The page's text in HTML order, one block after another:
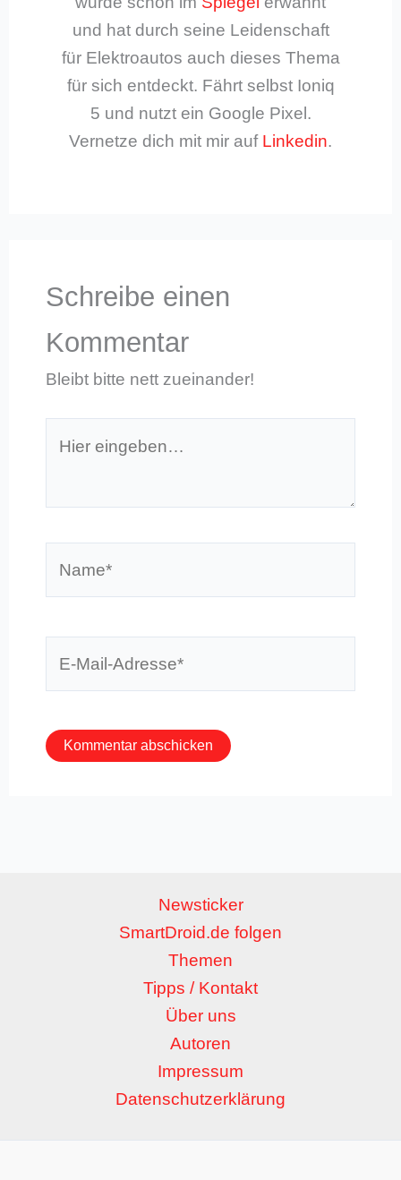
und hat durch seine Leidenschaft
für Elektroautos auch dieses Thema
für sich entdeckt. Fährt selbst Ioniq
5 und nutzt ein Google Pixel.
Vernetze dich mit mir auf Linkedin.
Schreibe einen
Kommentar
Bleibt bitte nett zueinander!
eingeben…
Newsticker
SmartDroid.de folgen
Themen
Tipps / Kontakt
Über uns
Autoren
Impressum
Datenschutzerklärung